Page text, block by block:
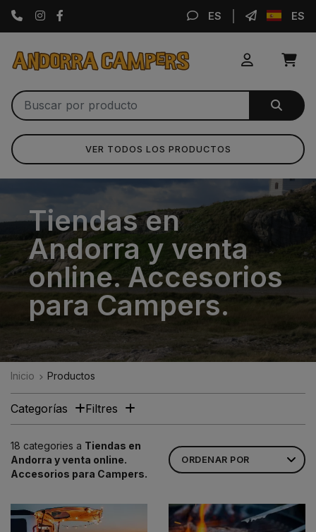
Instagram ES ES
VER TODOS LOS PRODUCTOS
Tiendas en
Andorra y venta
online. Accesorios
para Campers.
Inicio Productos
18 categories a Tiendas en
Andorra y venta online.
Accesorios para Campers.
Categorías Filtres